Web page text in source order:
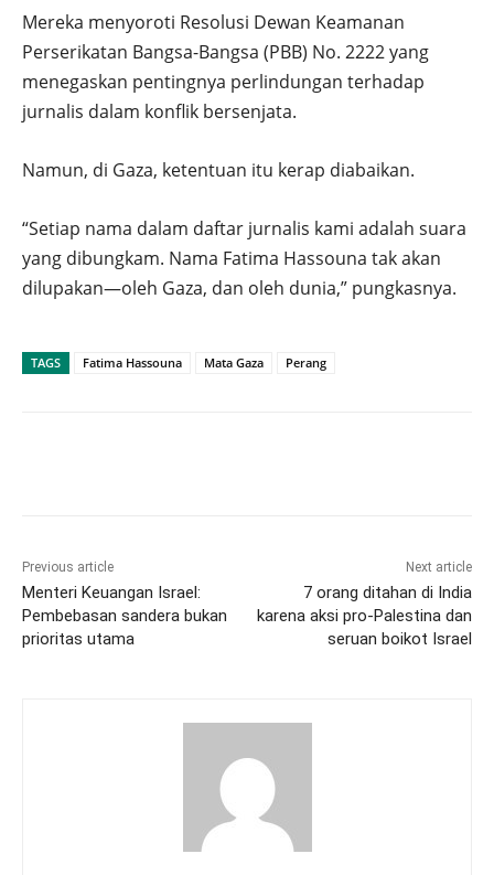
Mereka menyoroti Resolusi Dewan Keamanan
Perserikatan Bangsa-Bangsa (PBB) No. 2222 yang
menegaskan pentingnya perlindungan terhadap
jurnalis dalam konflik bersenjata.
Namun, di Gaza, ketentuan itu kerap diabaikan.
“Setiap nama dalam daftar jurnalis kami adalah suara
yang dibungkam. Nama Fatima Hassouna tak akan
dilupakan—oleh Gaza, dan oleh dunia,” pungkasnya.
TAGS Fatima Hassouna Mata Gaza Perang
Previous article
Menteri Keuangan Israel:
Pembebasan sandera bukan
prioritas utama
Next article
7 orang ditahan di India
karena aksi pro-Palestina dan
seruan boikot Israel